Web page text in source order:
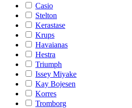
Casio
Stelton
Kerastase
Krups
Havaianas
Hestra
Triumph
Issey Miyake
Kay Bojesen
Korres
Tromborg